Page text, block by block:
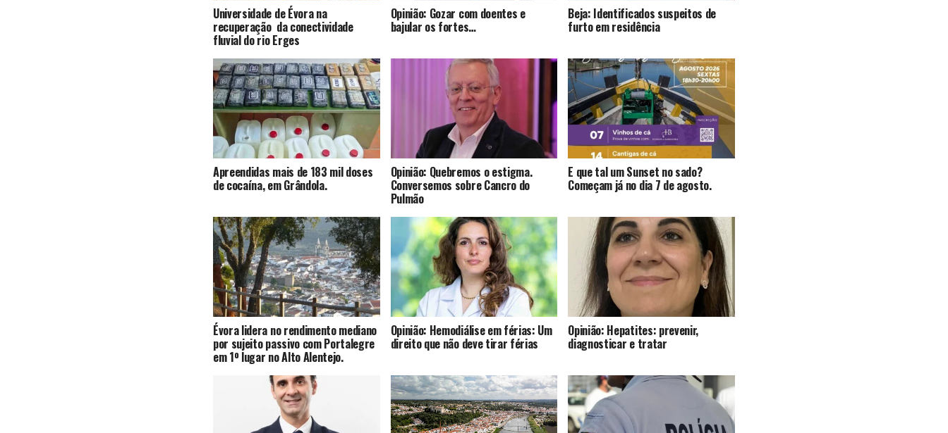
Universidade de Évora na
recuperação da conectividade
fluvial do rio Erges
Opinião: Gozar com doentes e
bajular os fortes…
Beja: Identificados suspeitos de
furto em residência
Apreendidas mais de 183 mil doses
de cocaína, em Grândola.
Opinião: Quebremos o estigma.
Conversemos sobre Cancro do
Pulmão
E que tal um Sunset no sado?
Começam já no dia 7 de agosto.
Évora lidera no rendimento mediano
por sujeito passivo com Portalegre
em 1º lugar no Alto Alentejo.
Opinião: Hemodiálise em férias: Um
direito que não deve tirar férias
Opinião: Hepatites: prevenir,
diagnosticar e tratar